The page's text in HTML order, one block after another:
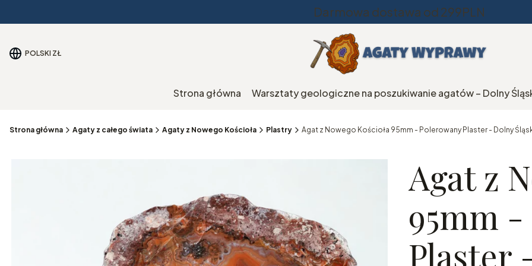
Darmowa dostawa od 299PLN
POLSKI ZŁ
Strona główna Warsztaty geologiczne na poszukiwanie agatów – Dolny
Strona główna Agaty z całego świata Agaty z Nowego Kościoła Plastry Agat z Nowego Kościoła 95mm - Polerowany Plaster - Dolny
Agat z
95mm
Plaster